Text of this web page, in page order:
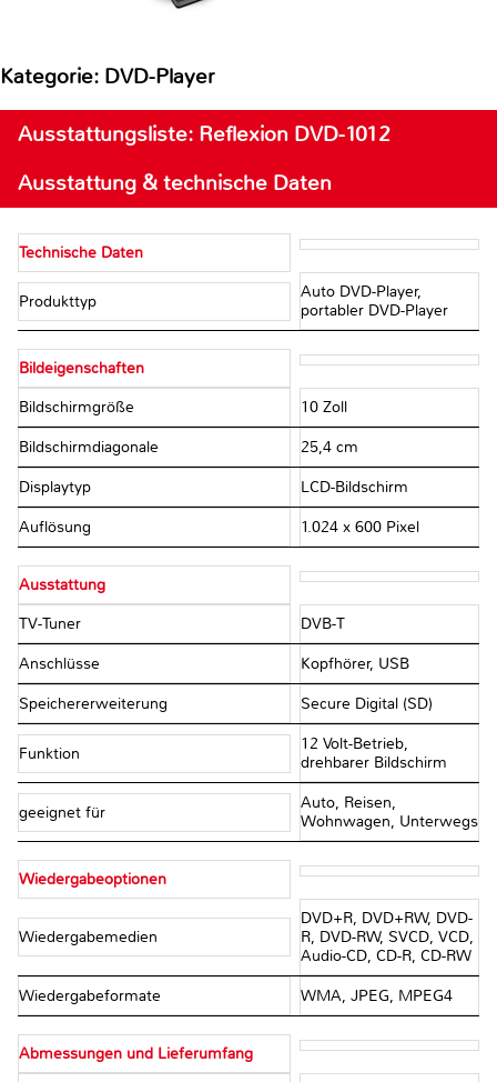
Kategorie: DVD-Player
Ausstattungsliste: Reflexion DVD-1012
Ausstattung & technische Daten
Technische Daten
Produkttyp
Auto DVD-Player,
portabler DVD-Player
Bildeigenschaften
Bildschirmgröße 10 Zoll
Bildschirmdiagonale 25,4 cm
Displaytyp LCD-Bildschirm
Auflösung 1.024 x 600 Pixel
Ausstattung
TV-Tuner DVB-T
Anschlüsse Kopfhörer, USB
Speichererweiterung Secure Digital (SD)
Funktion
12 Volt-Betrieb,
drehbarer Bildschirm
geeignet für
Auto, Reisen,
Wohnwagen, Unterwegs
Wiedergabeoptionen
Wiedergabemedien
DVD+R, DVD+RW, DVD-
R, DVD-RW, SVCD, VCD,
Audio-CD, CD-R, CD-RW
Wiedergabeformate WMA, JPEG, MPEG4
Abmessungen und Lieferumfang